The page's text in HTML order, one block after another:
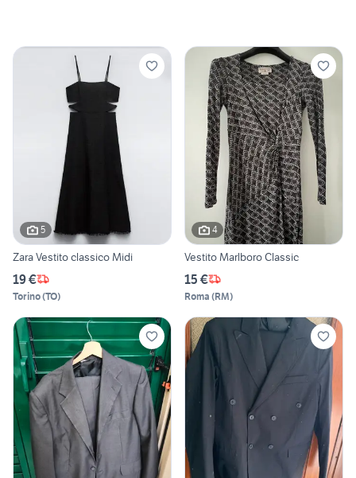
5
Zara Vestito classico Midi
19 €
Torino(TO)
4
Vestito Marlboro Classic
15 €
Roma (RM)